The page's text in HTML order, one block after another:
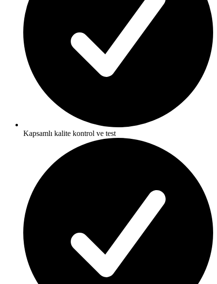
Kapsamlı kalite kontrol ve test